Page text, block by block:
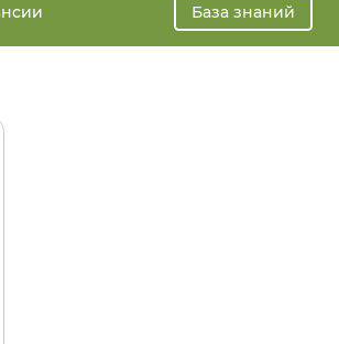
База знаний